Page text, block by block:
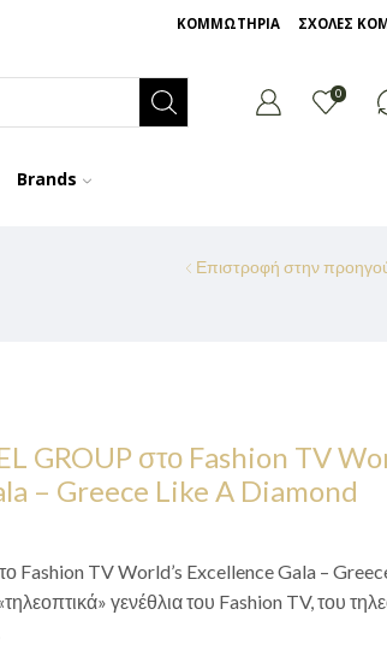
ΚΟΜΜΩΤΗΡΙΑ ΣΧΟΛΕΣ
0
Brands
Επιστροφή στην
GROUP στο Fashion TV
– Greece Like A Diamond
Fashion TV World’s Excellence Gala –
γενέθλια του Fashion TV, του